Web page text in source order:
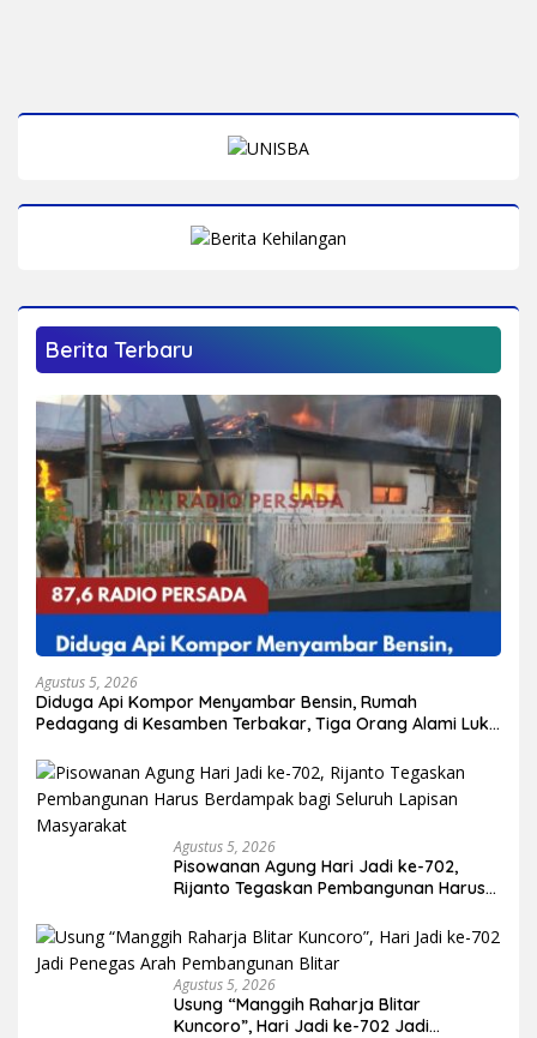
Berita Terbaru
Agustus 5, 2026
Diduga Api Kompor Menyambar Bensin, Rumah
Pedagang di Kesamben Terbakar, Tiga Orang Alami Luka
Agustus 5, 2026
Pisowanan Agung Hari Jadi ke-702,
Rijanto Tegaskan Pembangunan Harus
Masyarakat
Agustus 5, 2026
Usung “Manggih Raharja Blitar
Kuncoro”, Hari Jadi ke-702 Jadi